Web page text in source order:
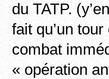
du TATP.
fait qu’un
combat
« opération